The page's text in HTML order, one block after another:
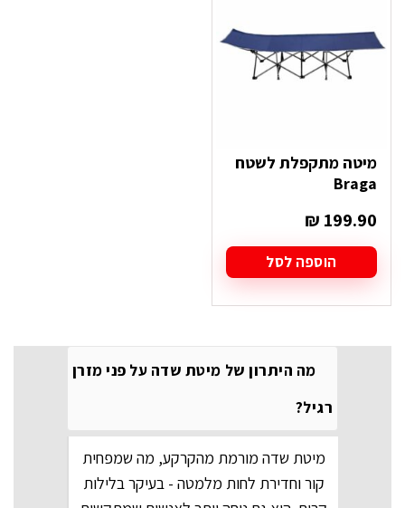
מיטה מתקפלת לשטח
Braga
₪ 199.90
הוספה לסל
מה היתרון של מיטת שדה על פני מזרן
רגיל?
מיטת שדה מורמת מהקרקע, מה שמפחית
קור וחדירת לחות מלמטה - בעיקר בלילות